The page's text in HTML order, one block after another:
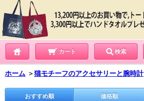
カート 検索
ホーム ＞猫モチーフのアクセサリーと腕時計
おすすめ順 価格順